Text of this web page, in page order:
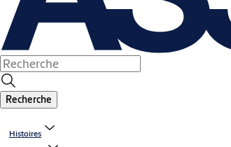
Recherche
Histoires